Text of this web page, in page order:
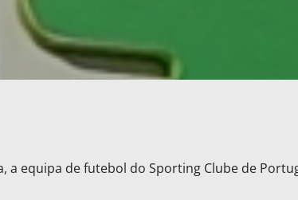
a equipa de futebol do Sporting Clube de